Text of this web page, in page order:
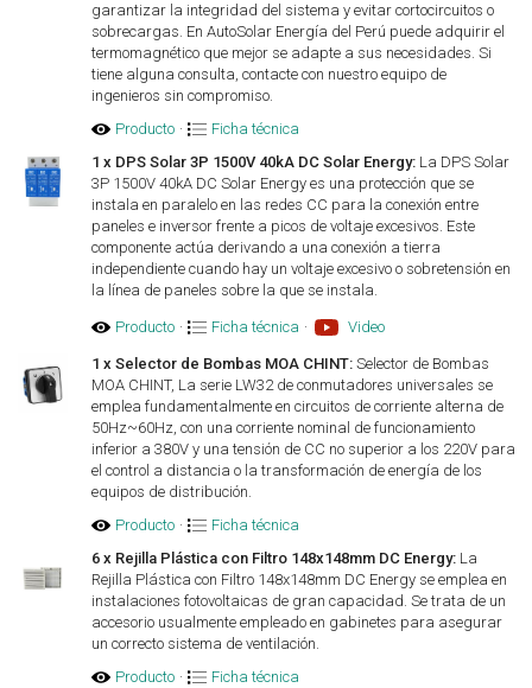
garantizar la integridad del sistema y evitar cortocircuitos o
sobrecargas. En AutoSolar Energía del Perú puede adquirir el
termomagnético que mejor se adapte a sus necesidades. Si
tiene alguna consulta, contacte con nuestro equipo de
ingenieros sin compromiso.
Producto ·
Ficha técnica
1 x DPS Solar 3P 1500V 40kA DC Solar Energy: La DPS Solar
3P 1500V 40kA DC Solar Energy es una protección que se
instala en paralelo en las redes CC para la conexión entre
paneles e inversor frente a picos de voltaje excesivos. Este
componente actúa derivando a una conexión a tierra
independiente cuando hay un voltaje excesivo o sobretensión en
la línea de paneles sobre la que se instala.
Producto · Ficha técnica · Video
1 x Selector de Bombas MOA CHINT: Selector de Bombas
MOA CHINT, La serie LW32 de conmutadores universales se
emplea fundamentalmente en circuitos de corriente alterna de
50Hz~60Hz, con una corriente nominal de funcionamiento
inferior a 380V y una tensión de CC no superior a los 220V para
el control a distancia o la transformación de energía de los
equipos de distribución.
Producto ·
Ficha técnica
6 x Rejilla Plástica con Filtro 148x148mm DC Energy: La
Rejilla Plástica con Filtro 148x148mm DC Energy se emplea en
instalaciones fotovoltaicas de gran capacidad. Se trata de un
accesorio usualmente empleado en gabinetes para asegurar
un correcto sistema de ventilación.
Producto ·
Ficha técnica